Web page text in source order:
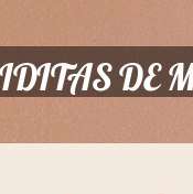
DE